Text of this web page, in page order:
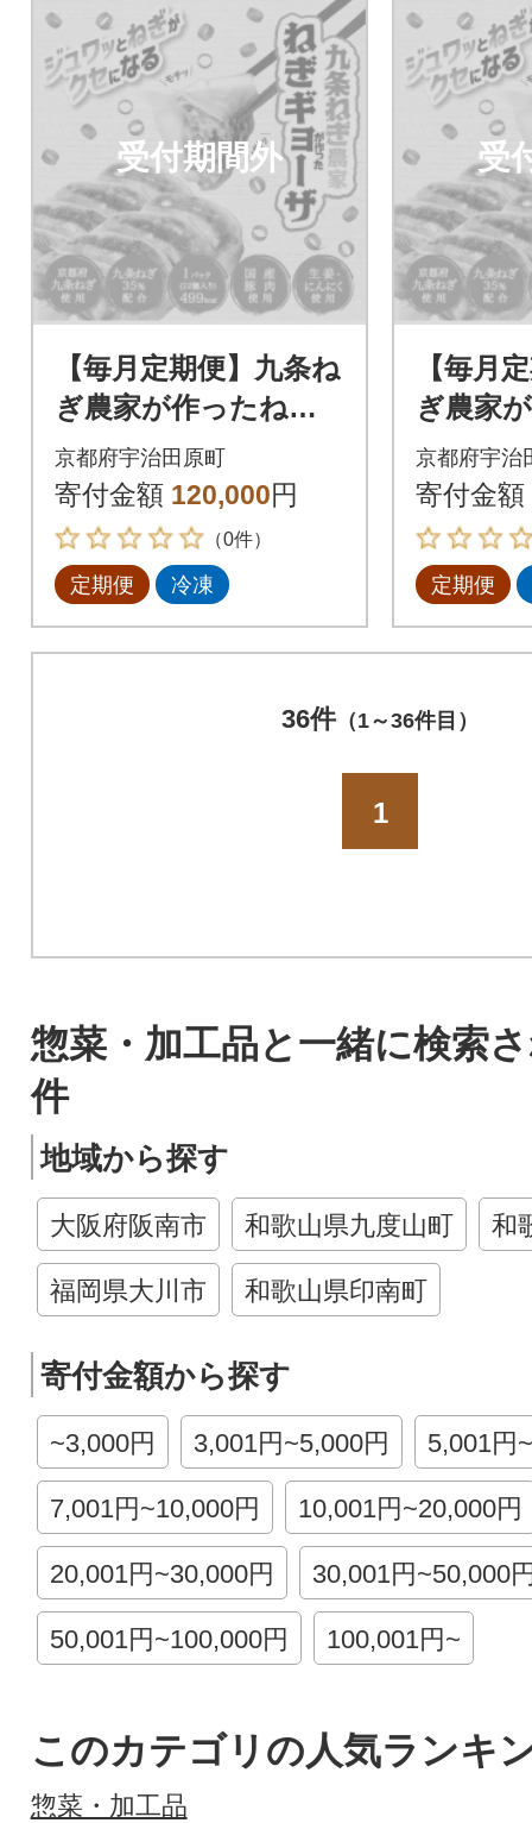
受付期間外
【毎月定期便】九条ね
ぎ農家が作ったねぎ
ギョーザ(12個×10パ
ック)全6回
京都府宇治田原町
寄付金額 120,000円
（0件）
定期便 冷凍
受
【毎月
ぎ農家
ギョー
ック)全
京都府宇治
寄付金額
定期便
36件（1～36件目）
1
惣菜・加工品と一緒に検索
件
地域から探す
大阪府阪南市 和歌山県九度山町 和
福岡県大川市 和歌山県印南町
寄付金額から探す
~3,000円 3,001円~5,000円 5,001円
7,001円~10,000円 10,001円~20,000円
20,001円~30,000円 30,001円~50,000
50,001円~100,000円 100,001円~
このカテゴリの人気ランキ
惣菜・加工品